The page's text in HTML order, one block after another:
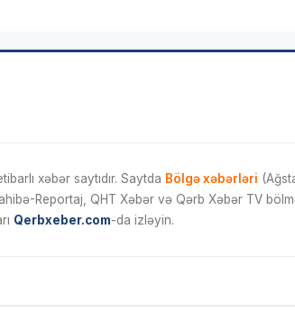
xəbər saytıdır. Saytda Bölgə xəbərləri
Reportaj, QHT Xəbər və Qərb Xəbər TV
Qerbxeber.com-da izləyin.